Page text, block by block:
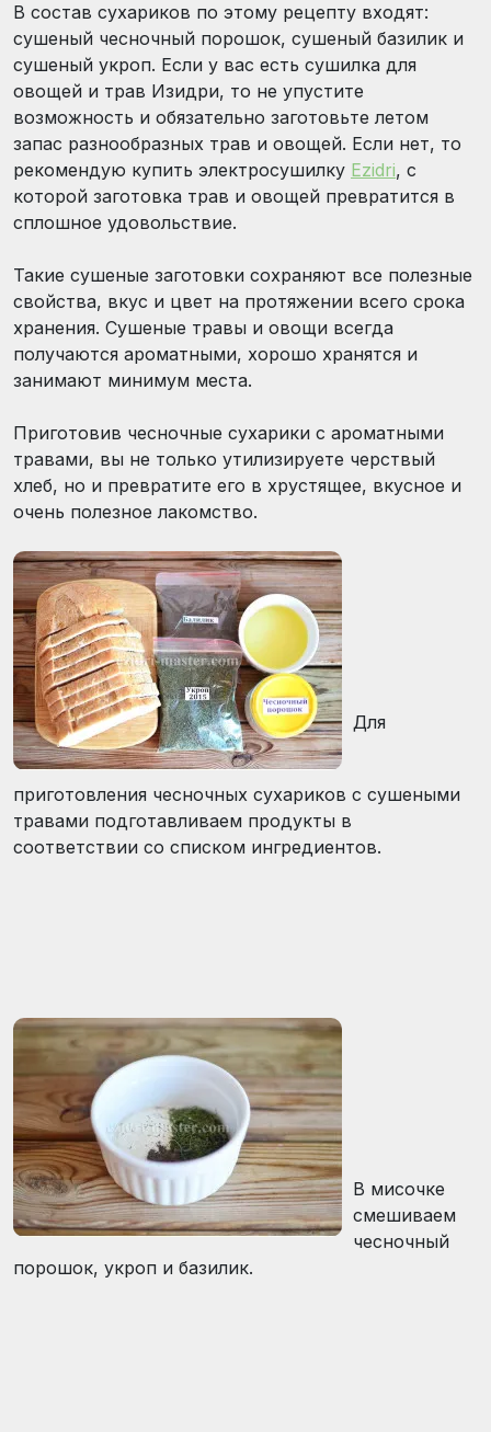
В состав сухариков по этому рецепту входят:
сушеный чесночный порошок, сушеный базилик и
сушеный укроп. Если у вас есть сушилка для
овощей и трав Изидри, то не упустите
возможность и обязательно заготовьте летом
запас разнообразных трав и овощей. Если нет, то
рекомендую купить электросушилку Ezidri, с
которой заготовка трав и овощей превратится в
сплошное удовольствие.
Такие сушеные заготовки сохраняют все полезные
свойства, вкус и цвет на протяжении всего срока
хранения. Сушеные травы и овощи всегда
получаются ароматными, хорошо хранятся и
занимают минимум места.
Приготовив чесночные сухарики с ароматными
травами, вы не только утилизируете черствый
хлеб, но и превратите его в хрустящее, вкусное и
очень полезное лакомство.
Для
приготовления чесночных сухариков с сушеными
травами подготавливаем продукты в
соответствии со списком ингредиентов.
В мисочке
смешиваем
чесночный
порошок, укроп и базилик.